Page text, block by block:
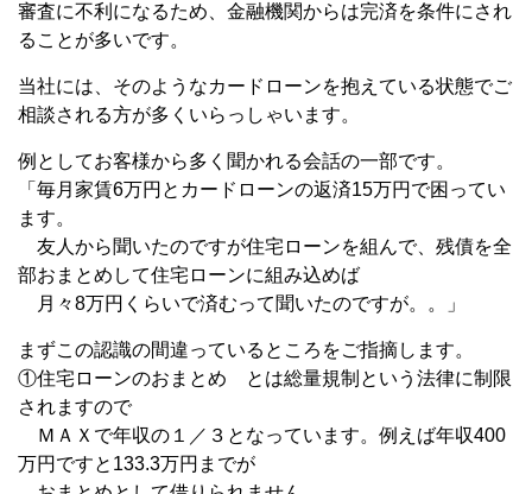
審査に不利になるため、金融機関からは完済を条件にされ
ることが多いです。
当社には、そのようなカードローンを抱えている状態でご
相談される方が多くいらっしゃいます。
例としてお客様から多く聞かれる会話の一部です。
「毎月家賃6万円とカードローンの返済15万円で困ってい
ます。
友人から聞いたのですが住宅ローンを組んで、残債を全
部おまとめして住宅ローンに組み込めば
月々8万円くらいで済むって聞いたのですが。。」
まずこの認識の間違っているところをご指摘します。
①住宅ローンのおまとめ とは総量規制という法律に制限
されますので
ＭＡＸで年収の１／３となっています。例えば年収400
万円ですと133.3万円までが